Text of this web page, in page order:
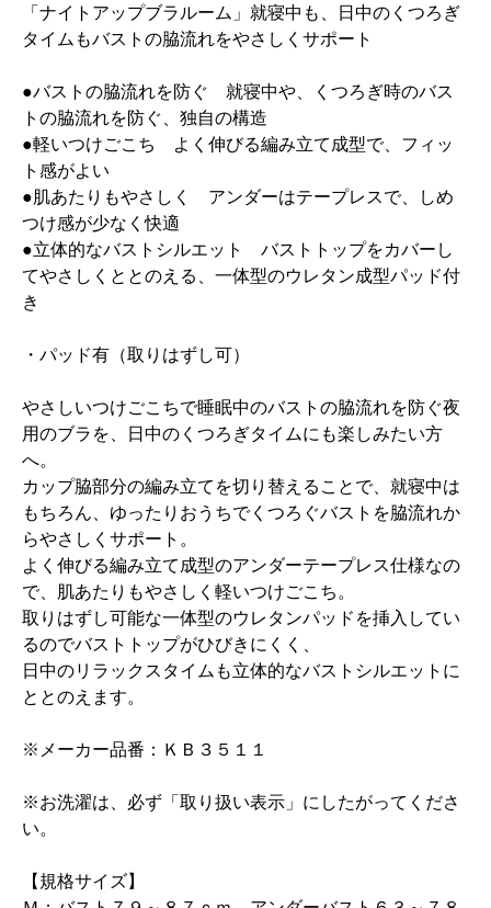
「ナイトアップブラルーム」就寝中も、日中のくつろぎ
タイムもバストの脇流れをやさしくサポート
●バストの脇流れを防ぐ 就寝中や、くつろぎ時のバス
トの脇流れを防ぐ、独自の構造
●軽いつけごこち よく伸びる編み立て成型で、フィッ
ト感がよい
●肌あたりもやさしく アンダーはテープレスで、しめ
つけ感が少なく快適
●立体的なバストシルエット バストトップをカバーし
てやさしくととのえる、一体型のウレタン成型パッド付
き
・パッド有（取りはずし可）
やさしいつけごこちで睡眠中のバストの脇流れを防ぐ夜
用のブラを、日中のくつろぎタイムにも楽しみたい方
へ。
カップ脇部分の編み立てを切り替えることで、就寝中は
もちろん、ゆったりおうちでくつろぐバストを脇流れか
らやさしくサポート。
よく伸びる編み立て成型のアンダーテープレス仕様なの
で、肌あたりもやさしく軽いつけごこち。
取りはずし可能な一体型のウレタンパッドを挿入してい
るのでバストトップがひびきにくく、
日中のリラックスタイムも立体的なバストシルエットに
ととのえます。
※メーカー品番：ＫＢ３５１１
※お洗濯は、必ず「取り扱い表示」にしたがってくださ
い。
【規格サイズ】